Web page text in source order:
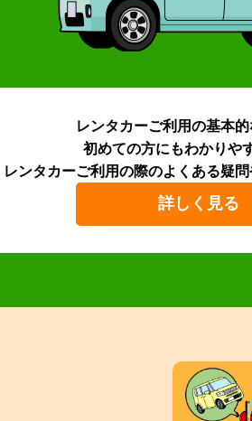
レンタカーご利用の基本
初めての方にもわかりや
レンタカーご利用の際のよくある疑問
詳しく見る